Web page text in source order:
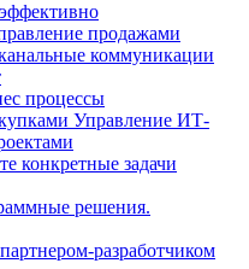
продажами
коммуникации
процессы
Управление ИТ-
конкретные задачи
решения.
разработчиком